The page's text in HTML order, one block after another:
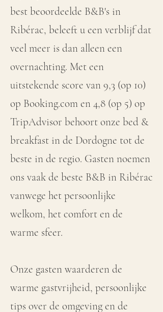
best beoordeelde B&B's in
Ribérac, beleeft u een verblijf dat
veel meer is dan alleen een
overnachting. Met een
uitstekende score van 9,3 (op 10)
op Booking.com en 4,8 (op 5) op
TripAdvisor behoort onze bed &
breakfast in de Dordogne tot de
beste in de regio. Gasten noemen
ons vaak de beste B&B in Ribérac
vanwege het persoonlijke
welkom, het comfort en de
warme sfeer.
Onze gasten waarderen de
warme gastvrijheid, persoonlijke
tips over de omgeving en de